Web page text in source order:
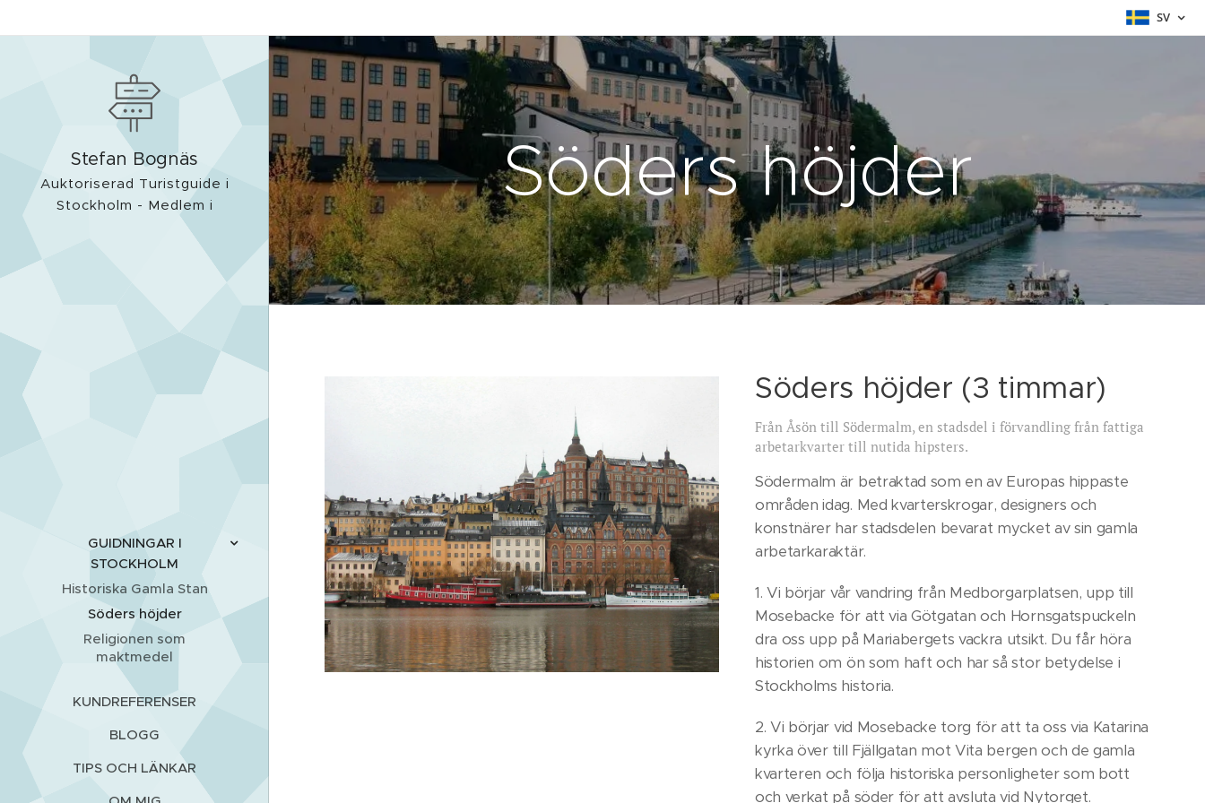
SV
Stefan Bognäs
Auktoriserad Turistguide i
Stockholm - Medlem i
FSAG och WFTGA
GUIDNINGAR I
STOCKHOLM
Historiska Gamla Stan
Söders höjder
Religionen som
maktmedel
KUNDREFERENSER
BLOGG
TIPS OCH LÄNKAR
Söders höjder
Söders höjder (3 timmar)
Från Åsön till Södermalm, en stadsdel i förvandling från fattiga
arbetarkvarter till nutida hipsters.
Södermalm är betraktad som en av Europas hippaste
områden idag. Med kvarterskrogar, designers och
konstnärer har stadsdelen bevarat mycket av sin gamla
arbetarkaraktär.
1. Vi börjar vår vandring från Medborgarplatsen, upp till
Mosebacke för att via Götgatan och Hornsgatspuckeln
dra oss upp på Mariabergets vackra utsikt. Du får höra
historien om ön som haft och har så stor betydelse i
Stockholms historia.
2. Vi börjar vid Mosebacke torg för att ta oss via Katarina
kyrka över till Fjällgatan mot Vita bergen och de gamla
kvarteren och följa historiska personligheter som bott
och verkat på söder för att avsluta vid Nytorget.